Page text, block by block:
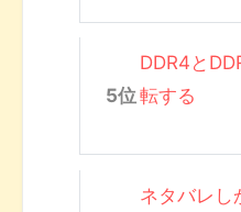
DDR4と
転する
ネタバレし